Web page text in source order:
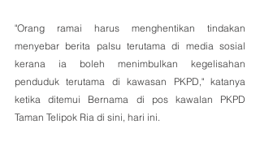
"Orang ramai harus menghentikan tindakan
menyebar berita palsu terutama di media sosial
kerana ia boleh menimbulkan kegelisahan
penduduk terutama di kawasan PKPD," katanya
ketika ditemui Bernama di pos kawalan PKPD
Taman Telipok Ria di sini, hari ini.